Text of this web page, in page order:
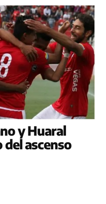
y Huaral
del ascenso